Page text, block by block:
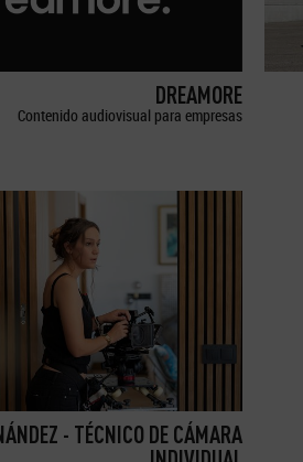
DREAMORE
Contenido audiovisual para empresas
- TÉCNICO DE CÁMARA